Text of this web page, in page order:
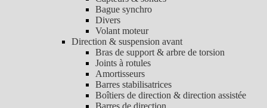
Bague synchro
Divers
Volant moteur
Direction & suspension avant
Bras de support & arbre de torsion
Joints à rotules
Amortisseurs
Barres stabilisatrices
Boîtiers de direction & direction assistée
Barres de direction